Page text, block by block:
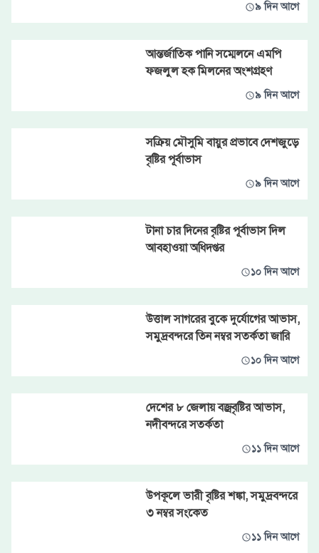
৯ দিন আগে
আন্তর্জাতিক পানি সম্মেলনে এমপি
ফজলুল হক মিলনের অংশগ্রহণ
৯ দিন আগে
সক্রিয় মৌসুমি বায়ুর প্রভাবে দেশজুড়ে
বৃষ্টির পূর্বাভাস
৯ দিন আগে
টানা চার দিনের বৃষ্টির পূর্বাভাস দিল
আবহাওয়া অধিদপ্তর
১০ দিন আগে
উত্তাল সাগরের বুকে দুর্যোগের আভাস,
সমুদ্রবন্দরে তিন নম্বর সতর্কতা জারি
১০ দিন আগে
দেশের ৮ জেলায় বজ্রবৃষ্টির আভাস,
নদীবন্দরে সতর্কতা
১১ দিন আগে
উপকূলে ভারী বৃষ্টির শঙ্কা, সমুদ্রবন্দরে
৩ নম্বর সংকেত
১১ দিন আগে